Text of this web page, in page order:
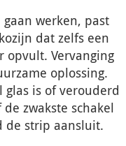
werken, past
dat zelfs een
opvult. Vervanging
oplossing.
glas is of verouderd
zwakste schakel
de strip aansluit.